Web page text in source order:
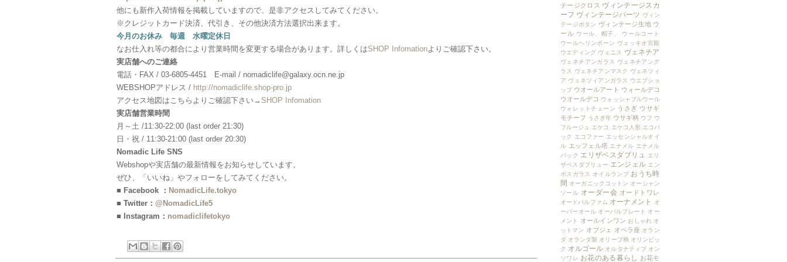
他にも新作入荷情報を掲載していますので、是非アクセスしてみてください。
※クレジットカード決済、代引き、その他決済方法選択出来ます。
今月のお休み 毎週 水曜定休日
なお仕入れ等の都合により営業時間を変更する場合があります。詳しくはSHOP Infomationよりご確認下さい。
実店舗へのご連絡
電話・FAX / 03-6805-4451 E-mail / nomadiclife@galaxy.ocn.ne.jp
WEBSHOPアドレス / http://nomadiclife.shop-pro.jp
アクセス地図はこちらよりご確認下さい→ SHOP Infomation
実店舗営業時間
月～土 /11:30-22:00 (last order 21:30)
日・祝 / 11:30-21:00 (last order 20:30)
Nomadic Life SNS
Webshopや実店舗の最新情報をお知らせしています。
ぜひ、「いいね」やフォローをしてみてください。
■ Facebook ： NomadicLife.tokyo
■ Twitter： @NomadicLife5
■ Instagram： nomadiclifetokyo
テージクロス ヴィンテージスカ
ーフ ヴィンテージパーツ ヴィン
テージボタン ヴィンテージ生地 ウ
ール ウール、帽子、
ウールコート
ウールヘリンボーン ヴェッキオ宮殿
ウエディング ヴェニス ヴェネチア
ヴェネチアンガラス
ヴェネチアング
ラス
ヴェネチアンマスク
ヴェネツィ
ア ヴェネツィアンガラス
ウエブショ
ップ ウオールアート ウォールデコ
ウオールデコ ウォッシャブルウール
ウォレットチェーン うさぎ ウサギ
モチーフ うさぎ年 ウサギ柄 ウフ ウ
フルージュ
エケコ エケコ人形 エコバ
ック
エコファー エッセンシャルオイ
ル エッフェル塔 エナメル エナメル
バック エリザベスダブリュ
エリ
ザベスダブリュー エンジェル エン
ボスガラス
オイルランプ おうち時
間 オーガニックコットン オーシャン
ソール オーダー会 オードトワレ
オードパルファム オーナメント
オ
ーバーオール オーバルプレート オー
メント
オールインワン おしゃれ オ
ットマン オブジェ オペラ座 オラン
ダ オランダ製 オリーブ柄 オリンピッ
ク オルゴール オルタナティブ オン
ソワレ お花のある暮らし お花モ